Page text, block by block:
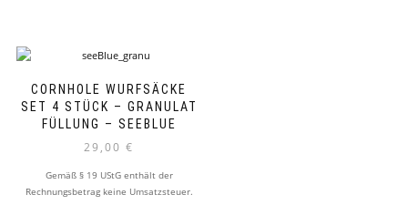
CORNHOLE WURFSÄCKE
SET 4 STÜCK – GRANULAT
FÜLLUNG – SEEBLUE
29,00 €
Gemäß § 19 UStG enthält der
Rechnungsbetrag keine Umsatzsteuer.